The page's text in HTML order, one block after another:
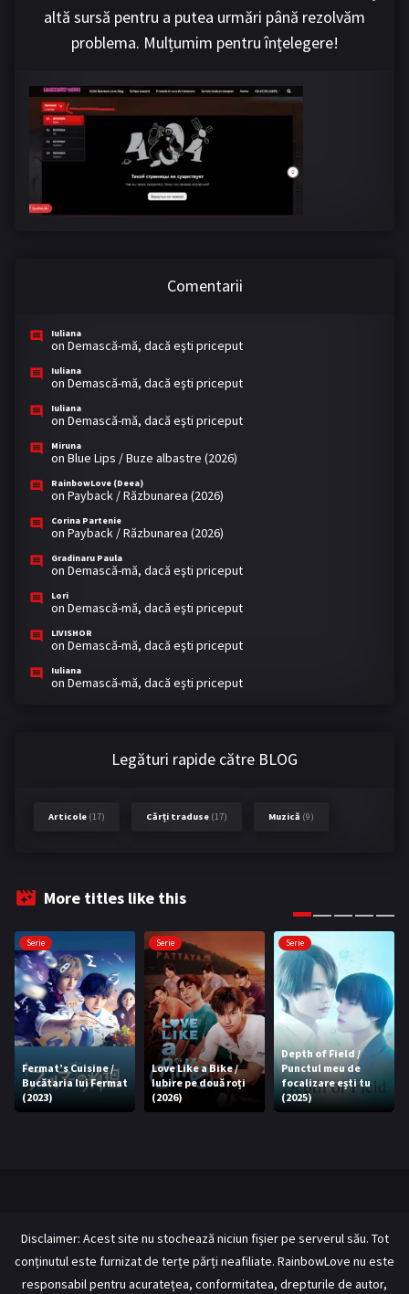
altă sursă pentru a putea urmări până rezolvăm
problema. Mulțumim pentru înțelegere!
Comentarii
Iuliana
on Demască-mă, dacă eşti priceput
Iuliana
on Demască-mă, dacă eşti priceput
Iuliana
on Demască-mă, dacă eşti priceput
Miruna
on Blue Lips / Buze albastre (2026)
RainbowLove (Deea)
on Payback / Răzbunarea (2026)
Corina Partenie
on Payback / Răzbunarea (2026)
Gradinaru Paula
on Demască-mă, dacă eşti priceput
Lori
on Demască-mă, dacă eşti priceput
LIVISHOR
on Demască-mă, dacă eşti priceput
Iuliana
on Demască-mă, dacă eşti priceput
Legături rapide către BLOG
Articole (17) Cărți traduse (17) Muzică (9)
More titles like this
Serie
Fermat’s Cuisine /
Bucătaria lui Fermat
(2023)
Serie
Love Like a Bike /
Iubire pe două roți
(2026)
Serie
Depth of Field /
Punctul meu de
focalizare ești tu
(2025)
Disclaimer: Acest site nu stochează niciun fișier pe serverul său. Tot
conținutul este furnizat de terțe părți neafiliate. RainbowLove nu este
responsabil pentru acuratețea, conformitatea, drepturile de autor,